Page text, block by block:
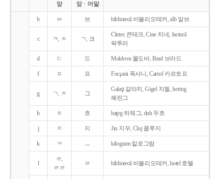
앞
앞ㆍ어말
b ㅂ 브 bibliotecǎ 비블리오테커, alb 알브
c ㅋ, ㅊ ㄱ, 크
Cîntec 큰테크, Cine 치네, facturǎ
팍투러
d ㄷ 드 Moldova 몰도바, Brad 브라드
f ㅍ 프 Focşani 폭샤니, Cartof 카르토프
g ㄱ, ㅈ 그
Galaţi 갈라치, Gigel 지젤, hering
헤린그
h ㅎ 흐 haţeg 하체그, duh 두흐
j ㅈ 지 Jiu 지우, Cluj 클루지
k ㅋ ㅡ kilogram 킬로그람
l
ㄹ,
ㄹㄹ
ㄹ bibliotecǎ 비블리오테커, hotel 호텔